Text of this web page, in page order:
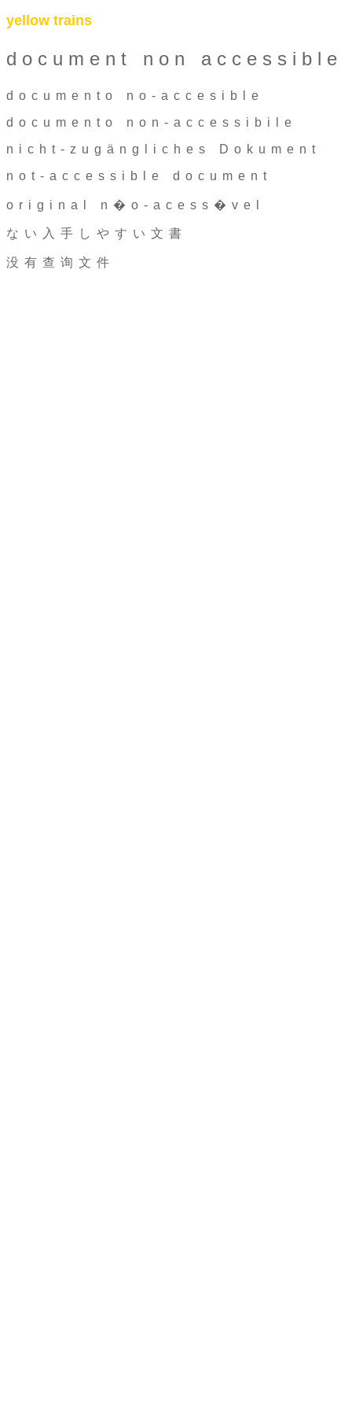
yellow trains
document non accessible
documento no-accesible
documento non-accessibile
nicht-zugängliches Dokument
not-accessible document
original n�o-acess�vel
ない入手しやすい文書
没有查询文件